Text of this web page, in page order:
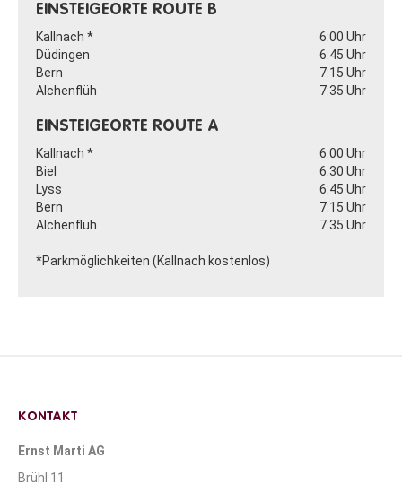
EINSTEIGEORTE ROUTE B
Kallnach *
6:00 Uhr
Düdingen
6:45 Uhr
Bern
7:15 Uhr
Alchenflüh
7:35 Uhr
EINSTEIGEORTE ROUTE A
Kallnach *
6:00 Uhr
Biel
6:30 Uhr
Lyss
6:45 Uhr
Bern
7:15 Uhr
Alchenflüh
7:35 Uhr
*Parkmöglichkeiten (Kallnach kostenlos)
KONTAKT
Ernst Marti AG
Brühl 11